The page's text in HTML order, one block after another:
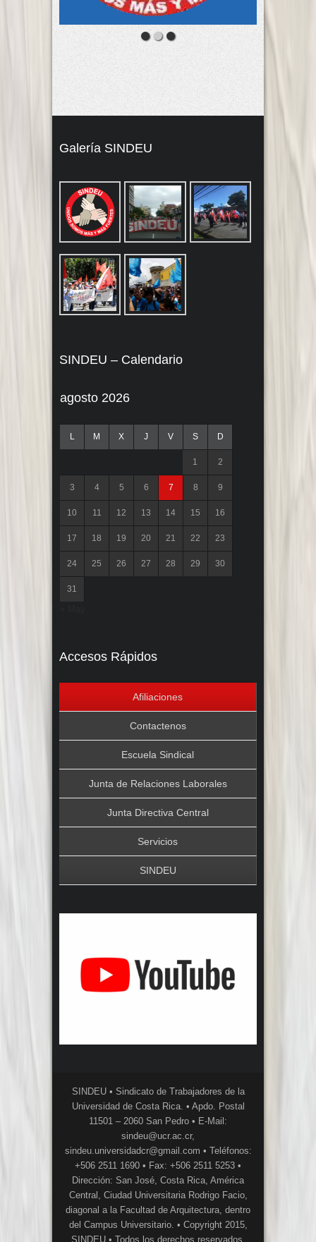
Galería SINDEU
SINDEU – Calendario
agosto 2026
L M X J V S D
1 2
3 4 5 6 7 8 9
10 11 12 13 14 15 16
17 18 19 20 21 22 23
24 25 26 27 28 29 30
31
Accesos Rápidos
Afiliaciones
Contactenos
Escuela Sindical
Junta de Relaciones Laborales
Junta Directiva Central
Servicios
SINDEU
SINDEU • Sindicato de Trabajadores de la
Universidad de Costa Rica. • Apdo. Postal
11501 – 2060 San Pedro • E-Mail:
sindeu@ucr.ac.cr,
sindeu.universidadcr@gmail.com • Teléfonos:
+506 2511 1690 • Fax: +506 2511 5253 •
Dirección: San José, Costa Rica, América
Central, Ciudad Universitaria Rodrigo Facio,
diagonal a la Facultad de Arquitectura, dentro
del Campus Universitario. • Copyright 2015,
SINDEU • Todos los derechos reservados,